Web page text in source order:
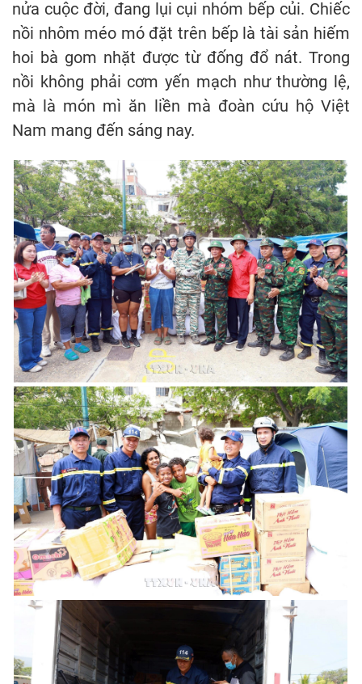
nửa cuộc đời, đang lụi cụi nhóm bếp củi. Chiếc
nồi nhôm méo mó đặt trên bếp là tài sản hiếm
hoi bà gom nhặt được từ đống đổ nát. Trong
nồi không phải cơm yến mạch như thường lệ,
mà là món mì ăn liền mà đoàn cứu hộ Việt
Nam mang đến sáng nay.